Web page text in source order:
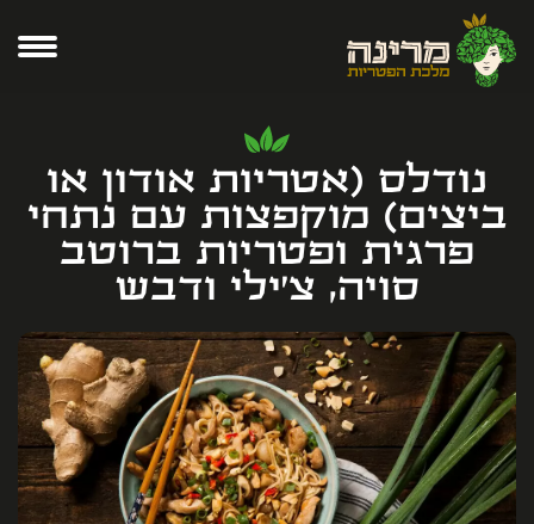
נודלס (אטריות אודון או
ביצים) מוקפצות עם נתחי
פרגית ופטריות ברוטב
סויה, צ'ילי ודבש